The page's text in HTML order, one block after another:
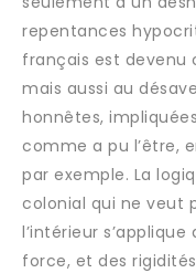
repentances
français est
mais aussi au
honnêtes,
comme a pu l’être,
par exemple. La
colonial qui ne veut
l’intérieur
force, et des